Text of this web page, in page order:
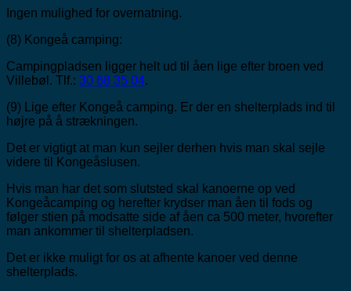
Ingen mulighed for overnatning.
(8) Kongeå camping:
Campingpladsen ligger helt ud til åen lige efter broen ved
Villebøl. Tlf.: 30 68 35 04.
(9) Lige efter Kongeå camping. Er der en shelterplads ind til
højre på å strækningen.
Det er vigtigt at man kun sejler derhen hvis man skal sejle
videre til Kongeåslusen.
Hvis man har det som slutsted skal kanoerne op ved
Kongeåcamping og herefter krydser man åen til fods og
følger stien på modsatte side af åen ca 500 meter, hvorefter
man ankommer til shelterpladsen.
Det er ikke muligt for os at afhente kanoer ved denne
shelterplads.